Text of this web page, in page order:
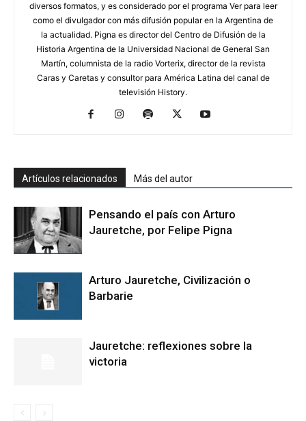
diversos formatos, y es considerado por el programa Ver para leer
como el divulgador con más difusión popular en la Argentina de
la actualidad. Pigna es director del Centro de Difusión de la
Historia Argentina de la Universidad Nacional de General San
Martín, columnista de la radio Vorterix, director de la revista
Caras y Caretas y consultor para América Latina del canal de
televisión History.
Artículos relacionados Más del autor
Pensando el país con Arturo
Jauretche, por Felipe Pigna
Arturo Jauretche, Civilización o
Barbarie
Jauretche: reflexiones sobre la
victoria